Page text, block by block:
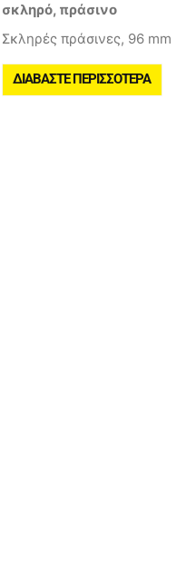
σκληρό, πράσινο
Σκληρές πράσινες, 96 mm
ΔΙΑΒΆΣΤΕ ΠΕΡΙΣΣΌΤΕΡΑ